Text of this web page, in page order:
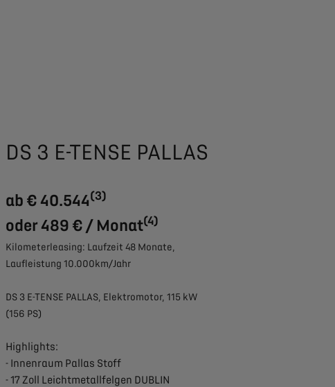
DS 3 E-TENSE PALLAS
ab € 40.544(3)
oder 489 € / Monat(4)
Kilometerleasing: Laufzeit 48 Monate,
Laufleistung 10.000km/Jahr
DS 3 E-TENSE PALLAS, Elektromotor, 115 kW
(156 PS)
Highlights:
- Innenraum Pallas Stoff
- 17 Zoll Leichtmetallfelgen DUBLIN